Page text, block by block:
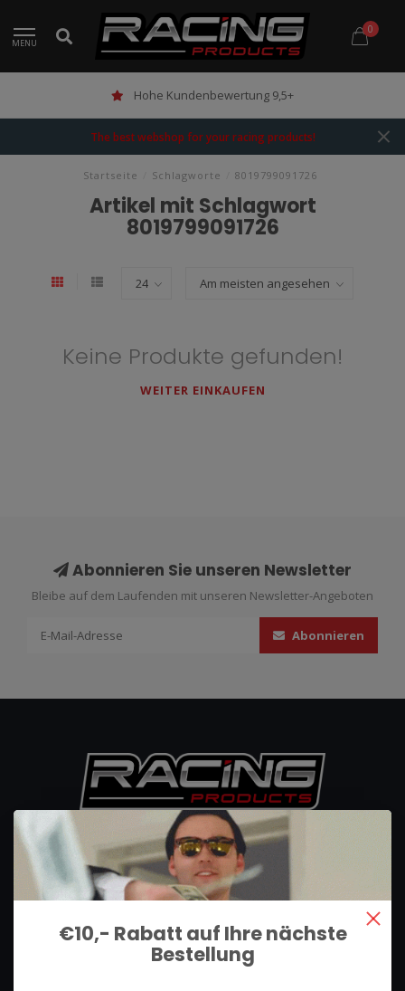
MENU
0
Hohe Kundenbewertung 9,5+
The best webshop for your racing products!
Startseite Schlagworte 8019799091726
Artikel mit Schlagwort
8019799091726
Keine Produkte gefunden!
WEITER EINKAUFEN
Abonnieren Sie unseren Newsletter
Bleibe auf dem Laufenden mit unseren Newsletter-Angeboten
Abonnieren
We use what we sell, that's the difference!
Hullerpad 13Q
Lunteren, Nederland
085 744 4602
€10,- Rabatt auf Ihre nächste
Bestellung